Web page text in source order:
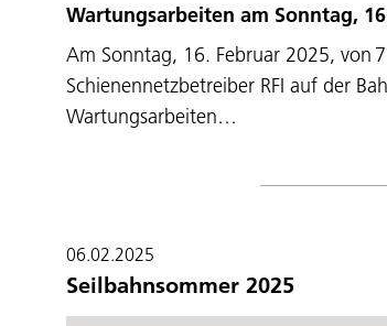
Wartungsarbeiten am Sonntag,
Am Sonntag, 16. Februar 2025, von
Schienennetzbetreiber RFI auf der
Wartungsarbeiten…
06.02.2025
Seilbahnsommer 2025